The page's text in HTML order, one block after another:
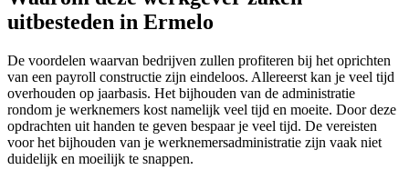
uitbesteden in Ermelo
De voordelen waarvan bedrijven zullen profiteren bij het oprichten
van een payroll constructie zijn eindeloos. Allereerst kan je veel tijd
overhouden op jaarbasis. Het bijhouden van de administratie
rondom je werknemers kost namelijk veel tijd en moeite. Door deze
opdrachten uit handen te geven bespaar je veel tijd. De vereisten
voor het bijhouden van je werknemersadministratie zijn vaak niet
duidelijk en moeilijk te snappen.